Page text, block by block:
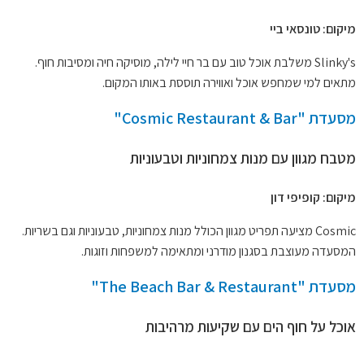
מיקום: טונסאי ביי
Slinky's משלבת אוכל טוב עם בר חיי לילה, מוסיקה חיה ומסיבות חוף.
מתאים למי שמחפש אוכל ואווירה תוססת באותו המקום.
מסעדת "Cosmic Restaurant & Bar"
מטבח מגוון עם מנות צמחוניות וטבעוניות
מיקום: קופיפי דון
Cosmic מציעה תפריט מגוון הכולל מנות צמחוניות, טבעוניות וגם בשריות.
המסעדה מעוצבת בסגנון מודרני ומתאימה למשפחות וזוגות.
מסעדת "The Beach Bar & Restaurant"
אוכל על חוף הים עם שקיעות מרהיבות